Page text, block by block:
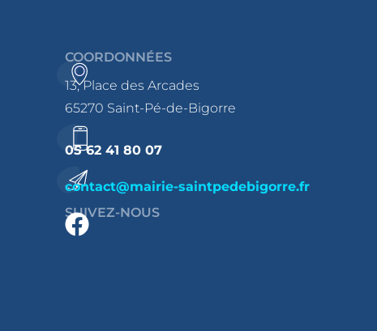
COORDONNÉES
13, Place des Arcades
65270 Saint-Pé-de-Bigorre
05 62 41 80 07
contact@mairie-saintpedebigorre.fr
SUIVEZ-NOUS